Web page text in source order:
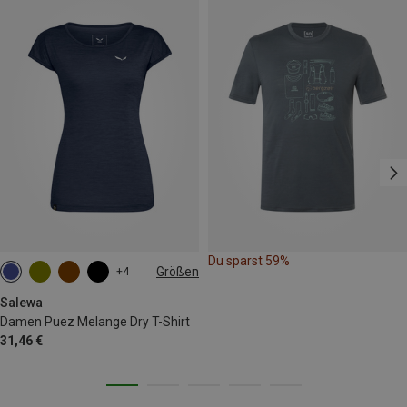
+4 Größen
Salewa
Damen Puez Melange Dry T-Shirt
31,46 €
M L XL XXL
Du sparst 59%